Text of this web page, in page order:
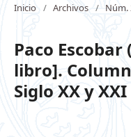
Inicio / Archivos / Núm.
Paco Escobar
libro].
Siglo XX y XXI